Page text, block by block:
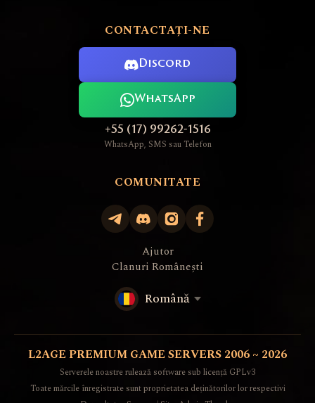
CONTACTAȚI-NE
Discord
WhatsApp
+55 (17) 99262-1516
WhatsApp, SMS sau Telefon
COMUNITATE
Ajutor
Clanuri Românești
Română
L2AGE PREMIUM GAME SERVERS 2006 ~ 2026
Serverele noastre rulează software sub licență GPLv3
Toate mărcile înregistrate sunt proprietatea deținătorilor lor respectivi